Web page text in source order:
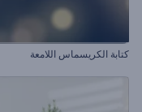
كتابة الكريسماس اللامعة